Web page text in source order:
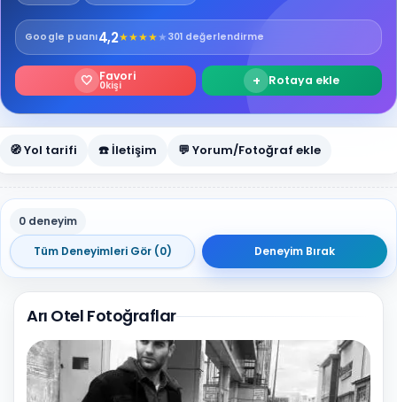
Google puanı4,2★★★★★ 301 değerlendirme
🤍 Favori
0kişi + Rotaya ekle
🧭 Yol tarifi ☎️ İletişim 💬 Yorum/Fotoğraf ekle
0 deneyim
Tüm Deneyimleri Gör (0)
Deneyim Bırak
Arı Otel Fotoğraflar
20 Fotoğraf